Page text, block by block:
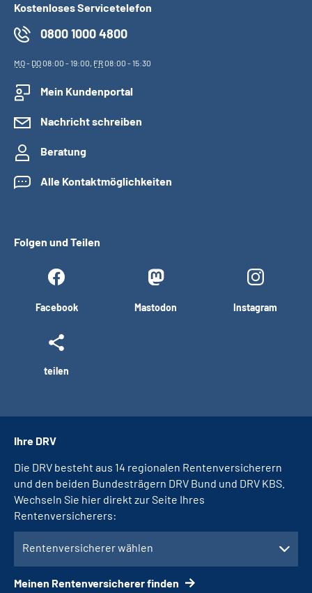
Kostenloses Servicetelefon
0800 1000 4800
MO- DO08:00 - 19:00, FR08:00 - 15:30
Mein Kundenportal
Nachricht schreiben
Beratung
Alle Kontaktmöglichkeiten
Folgen und Teilen
Facebook Mastodon Instagram
teilen
Ihre DRV
Die DRV besteht aus 14 regionalen Rentenversicherern
und den beiden Bundesträgern DRV Bund und DRV KBS.
Wechseln Sie hier direkt zur Seite Ihres
Rentenversicherers:
Rentenversicherer wählen
Meinen Rentenversicherer finden